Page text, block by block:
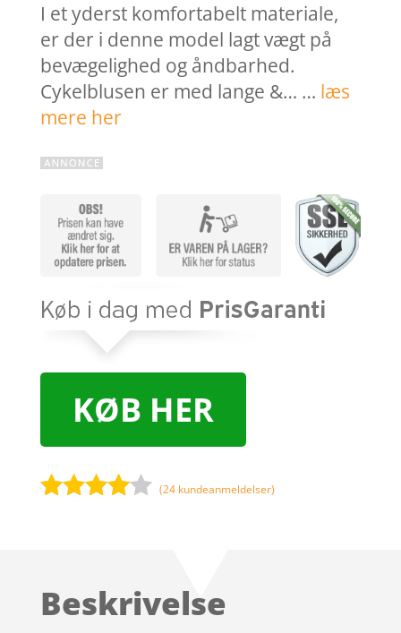
I et yderst komfortabelt materiale,
er der i denne model lagt vægt på
bevægelighed og åndbarhed.
Cykelblusen er med lange &… … læs
mere her
KØB HER
på
(24 kundeanmeldelser)
Beskrivelse